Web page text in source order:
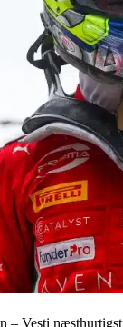
– Vesti næsthurtigst